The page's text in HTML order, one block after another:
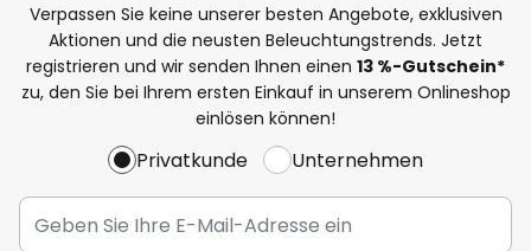
Verpassen Sie keine unserer besten Angebote, exklusiven
Aktionen und die neusten Beleuchtungstrends. Jetzt
registrieren und wir senden Ihnen einen 13 %-Gutschein*
zu, den Sie bei Ihrem ersten Einkauf in unserem Onlineshop
einlösen können!
Privatkunde Unternehmen